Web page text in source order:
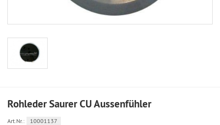
Rohleder Saurer CU Aussenfühler
Art.Nr.: 10001137